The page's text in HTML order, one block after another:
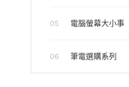
05 電腦螢幕大小事
06 筆電選購系列